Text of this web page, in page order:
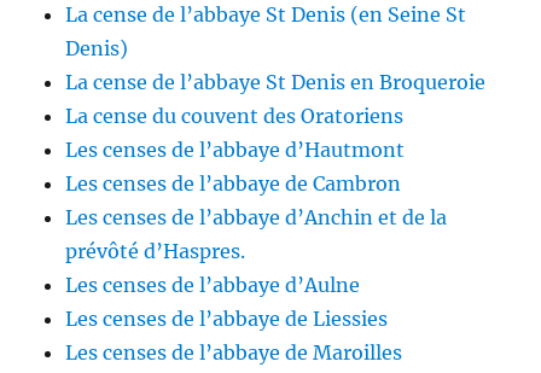
La cense de l’abbaye St Denis (en Seine St
Denis)
La cense de l’abbaye St Denis en Broqueroie
La cense du couvent des Oratoriens
Les censes de l’abbaye d’Hautmont
Les censes de l’abbaye de Cambron
Les censes de l’abbaye d’Anchin et de la
prévôté d’Haspres.
Les censes de l’abbaye d’Aulne
Les censes de l’abbaye de Liessies
Les censes de l’abbaye de Maroilles